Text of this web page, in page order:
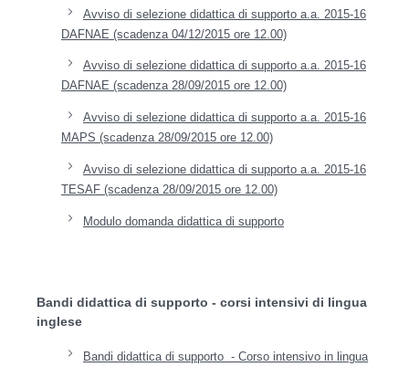
Avviso di selezione didattica di supporto a.a. 2015-16
DAFNAE (scadenza 04/12/2015 ore 12.00)
Avviso di selezione didattica di supporto a.a. 2015-16
DAFNAE (scadenza 28/09/2015 ore 12.00)
Avviso di selezione didattica di supporto a.a. 2015-16
MAPS (scadenza 28/09/2015 ore 12.00)
Avviso di selezione didattica di supporto a.a. 2015-16
TESAF (scadenza 28/09/2015 ore 12.00)
Modulo domanda didattica di supporto
Bandi didattica di supporto - corsi intensivi di lingua
inglese
Bandi didattica di supporto - Corso intensivo in lingua